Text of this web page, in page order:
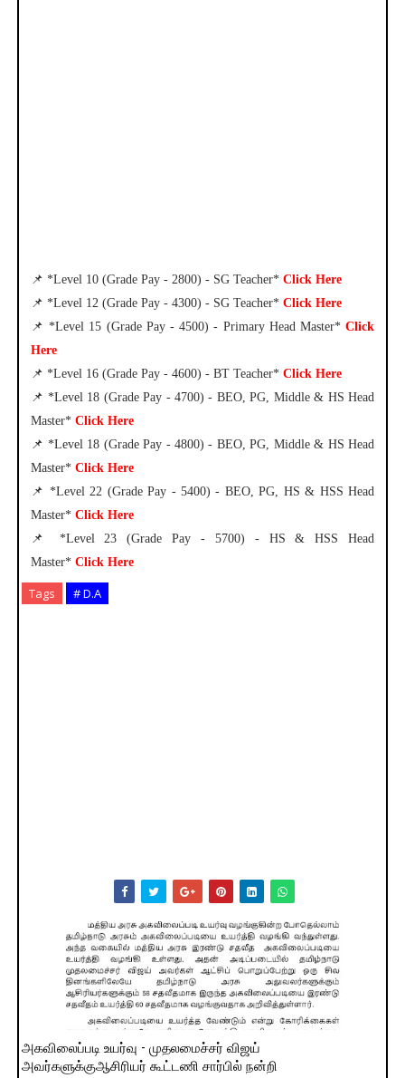
📌 *Level 10 (Grade Pay - 2800) - SG Teacher* Click Here
📌 *Level 12 (Grade Pay - 4300) - SG Teacher* Click Here
📌 *Level 15 (Grade Pay - 4500) - Primary Head Master*Click
Here
📌 *Level 16 (Grade Pay - 4600) - BT Teacher* Click Here
📌 *Level 18 (Grade Pay - 4700) - BEO, PG, Middle & HS Head
Master* Click Here
📌 *Level 18 (Grade Pay - 4800) - BEO, PG, Middle & HS Head
Master* Click Here
📌 *Level 22 (Grade Pay - 5400) - BEO, PG, HS & HSS Head
Master* Click Here
📌 *Level 23 (Grade Pay - 5700) - HS & HSS Head
Master* Click Here
Tags # D.A
அகவிலைப்படி உயர்வு - முதலமைச்சர் விஜய்
அவர்களுக்குஆசிரியர் கூட்டணி சார்பில் நன்றி